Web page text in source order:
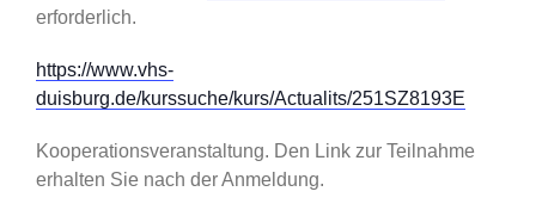
erforderlich.
https://www.vhs-
duisburg.de/kurssuche/kurs/Actualits/251SZ8193E
Kooperationsveranstaltung. Den Link zur Teilnahme
erhalten Sie nach der Anmeldung.